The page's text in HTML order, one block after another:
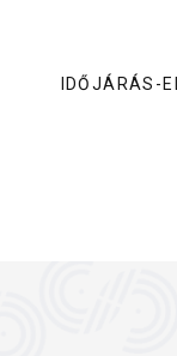
IDŐJÁRÁS-